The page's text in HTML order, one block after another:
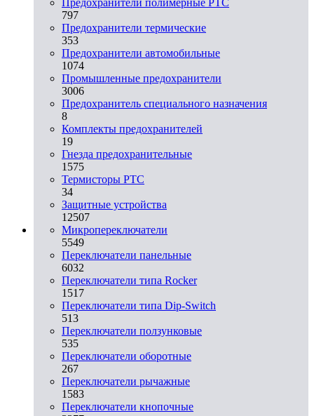
797
Предохранители термические
353
Предохранители автомобильные
1074
Промышленные предохранители
3006
Предохранитель специального назначения
8
Комплекты предохранителей
19
Гнезда предохранительные
1575
Термисторы PTC
34
Защитные устройства
12507
Микропереключатели
5549
Переключатели панельные
6032
Переключатели типа Rocker
1517
Переключатели типа Dip-Switch
513
Переключатели ползунковые
535
Переключатели оборотные
267
Переключатели рычажные
1583
Переключатели кнопочные